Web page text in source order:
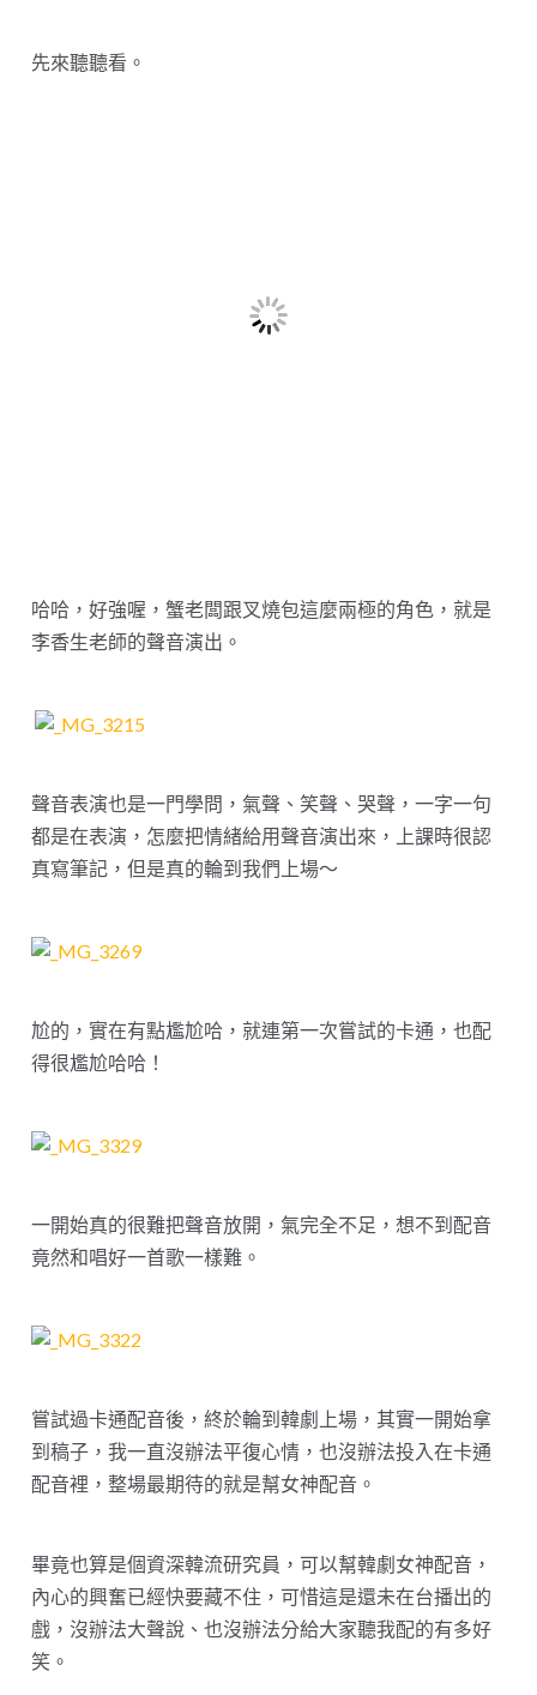
先來聽聽看。
哈哈，好強喔，蟹老闆跟叉燒包這麼兩極的角色，就是
李香生老師的聲音演出。
聲音表演也是一門學問，氣聲、笑聲、哭聲，一字一句
都是在表演，怎麼把情緒給用聲音演出來，上課時很認
真寫筆記，但是真的輪到我們上場～
尬的，實在有點尷尬哈，就連第一次嘗試的卡通，也配
得很尷尬哈哈！
一開始真的很難把聲音放開，氣完全不足，想不到配音
竟然和唱好一首歌一樣難。
嘗試過卡通配音後，終於輪到韓劇上場，其實一開始拿
到稿子，我一直沒辦法平復心情，也沒辦法投入在卡通
配音裡，整場最期待的就是幫女神配音。
畢竟也算是個資深韓流研究員，可以幫韓劇女神配音，
內心的興奮已經快要藏不住，可惜這是還未在台播出的
戲，沒辦法大聲說、也沒辦法分給大家聽我配的有多好
笑。